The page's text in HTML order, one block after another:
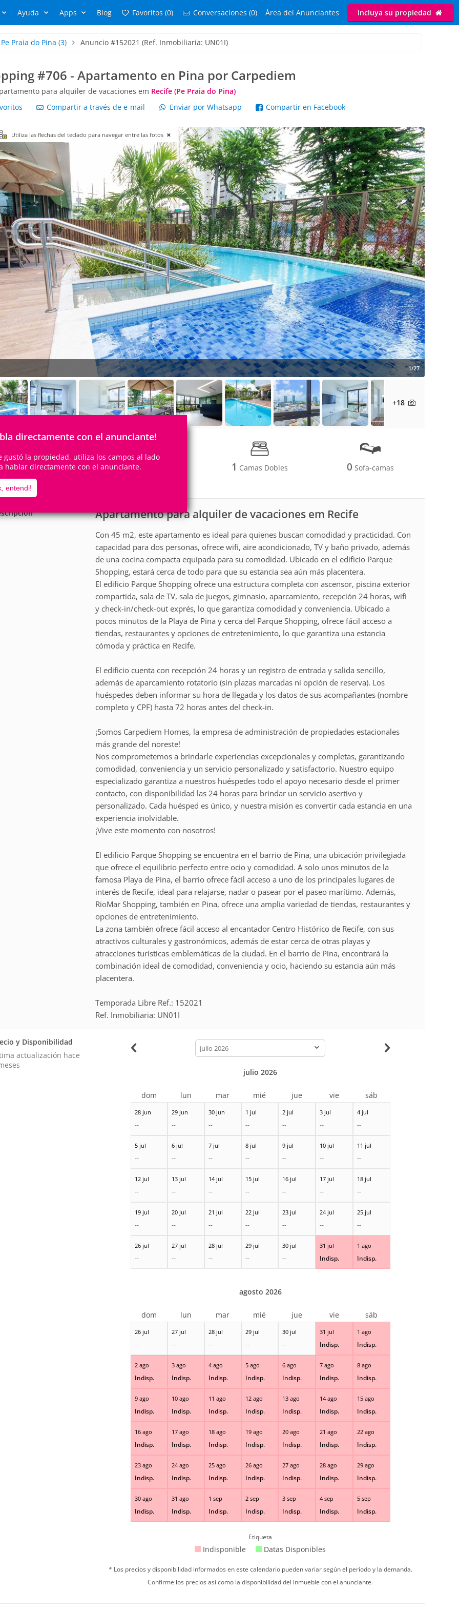
Ayuda Apps Blog Favoritos (0) Conversaciones (0) Área del Anunciantes Incluya su propiedad
Pe Praia do Pina (3) Anuncio #152021 (Ref. Inmobiliaria: UN01I)
#706 - Apartamento en Pina por Carpediem
para alquiler de vacaciones em Recife (Pe Praia do Pina)
Compartir a través de e-mail Enviar por Whatsapp Compartir en Facebook
directamente con el anunciante!
gustó la propiedad, utiliza los campos al lado
hablar directamente con el anunciante.
entendi!
Utiliza las flechas del teclado para navegar entre las fotos
1/27
+18
2Personas 1Cuartos 1 Camas Dobles 0 Sofa-camas
Apartamento para alquiler de vacaciones em Recife
Con 45 m2, este apartamento es ideal para quienes buscan comodidad y practicidad. Con
capacidad para dos personas, ofrece wifi, aire acondicionado, TV y baño privado, además
de una cocina compacta equipada para su comodidad. Ubicado en el edificio Parque
Shopping, estará cerca de todo para que su estancia sea aún más placentera.
El edificio Parque Shopping ofrece una estructura completa con ascensor, piscina exterior
compartida, sala de TV, sala de juegos, gimnasio, aparcamiento, recepción 24 horas, wifi
y check-in/check-out exprés, lo que garantiza comodidad y conveniencia. Ubicado a
pocos minutos de la Playa de Pina y cerca del Parque Shopping, ofrece fácil acceso a
tiendas, restaurantes y opciones de entretenimiento, lo que garantiza una estancia
cómoda y práctica en Recife.
El edificio cuenta con recepción 24 horas y un registro de entrada y salida sencillo,
además de aparcamiento rotatorio (sin plazas marcadas ni opción de reserva). Los
huéspedes deben informar su hora de llegada y los datos de sus acompañantes (nombre
completo y CPF) hasta 72 horas antes del check-in.
¡Somos Carpediem Homes, la empresa de administración de propiedades estacionales
más grande del noreste!
Nos comprometemos a brindarle experiencias excepcionales y completas, garantizando
comodidad, conveniencia y un servicio personalizado y satisfactorio. Nuestro equipo
especializado garantiza a nuestros huéspedes todo el apoyo necesario desde el primer
contacto, con disponibilidad las 24 horas para brindar un servicio asertivo y
personalizado. Cada huésped es único, y nuestra misión es convertir cada estancia en una
experiencia inolvidable.
¡Vive este momento con nosotros!
El edificio Parque Shopping se encuentra en el barrio de Pina, una ubicación privilegiada
que ofrece el equilibrio perfecto entre ocio y comodidad. A solo unos minutos de la
famosa Playa de Pina, el barrio ofrece fácil acceso a uno de los principales lugares de
interés de Recife, ideal para relajarse, nadar o pasear por el paseo marítimo. Además,
RioMar Shopping, también en Pina, ofrece una amplia variedad de tiendas, restaurantes y
opciones de entretenimiento.
La zona también ofrece fácil acceso al encantador Centro Histórico de Recife, con sus
atractivos culturales y gastronómicos, además de estar cerca de otras playas y
atracciones turísticas emblemáticas de la ciudad. En el barrio de Pina, encontrará la
combinación ideal de comodidad, conveniencia y ocio, haciendo su estancia aún más
placentera.
Temporada Libre Ref.: 152021
Ref. Inmobiliaria: UN01I
y Disponibilidad
actualización hace
calendar-
month
28 jun
--
29 jun
--
30 jun
--
1 jul
--
2 jul
--
3 jul
--
4 jul
--
5 jul
--
6 jul
--
7 jul
--
8 jul
--
9 jul
--
10 jul
--
11 jul
--
12 jul
--
13 jul
--
14 jul
--
15 jul
--
16 jul
--
17 jul
--
18 jul
--
19 jul
--
20 jul
--
21 jul
--
22 jul
--
23 jul
--
24 jul
--
25 jul
--
26 jul
--
27 jul
--
28 jul
--
29 jul
--
30 jul
--
31 jul
Indisp.
1 ago
Indisp.
julio 2026
dom lun mar mié jue vie sáb
26 jul
--
27 jul
--
28 jul
--
29 jul
--
30 jul
--
31 jul
Indisp.
1 ago
Indisp.
2 ago
Indisp.
3 ago
Indisp.
4 ago
Indisp.
5 ago
Indisp.
6 ago
Indisp.
7 ago
Indisp.
8 ago
Indisp.
9 ago
Indisp.
10 ago
Indisp.
11 ago
Indisp.
12 ago
Indisp.
13 ago
Indisp.
14 ago
Indisp.
15 ago
Indisp.
16 ago
Indisp.
17 ago
Indisp.
18 ago
Indisp.
19 ago
Indisp.
20 ago
Indisp.
21 ago
Indisp.
22 ago
Indisp.
23 ago
Indisp.
24 ago
Indisp.
25 ago
Indisp.
26 ago
Indisp.
27 ago
Indisp.
28 ago
Indisp.
29 ago
Indisp.
30 ago
Indisp.
31 ago
Indisp.
1 sep
Indisp.
2 sep
Indisp.
3 sep
Indisp.
4 sep
Indisp.
5 sep
Indisp.
agosto 2026
dom lun mar mié jue vie sáb
Etiqueta
Indisponible Datas Disponibles
* Los precios y disponibilidad informados en este calendario pueden variar según el período y la demanda.
Confirme los precios así como la disponibilidad del inmueble con el anunciante.